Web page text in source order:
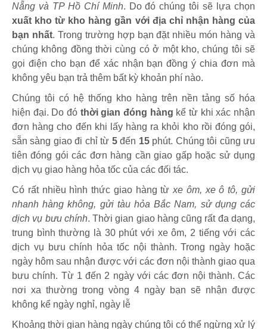
Nẵng và TP Hồ Chí Minh. Do đó chúng tôi sẽ lựa chọn
xuất kho từ kho hàng gần với địa chỉ nhận hàng của
bạn nhất. Trong trường hợp bạn đặt nhiều món hàng và
chúng không đồng thời cùng có ở một kho, chúng tôi sẽ
gọi điện cho bạn để xác nhận bạn đồng ý chia đơn mà
không yêu bạn trả thêm bất kỳ khoản phí nào.
Chúng tôi có hệ thống kho hàng trên nền tảng số hóa
hiện đại. Do đó thời gian đóng hàng kể từ khi xác nhận
đơn hàng cho đến khi lấy hàng ra khỏi kho rồi đóng gói,
sẵn sàng giao đi chỉ từ 5đến 15 phút. Chúng tôi cũng ưu
tiên đóng gói các đơn hàng cần giao gấp hoặc sử dụng
dịch vụ giao hàng hỏa tốc của các đối tác.
Có rất nhiều hình thức giao hàng từxe ôm, xe ô tô, gửi
nhanh hàng không, gửi tàu hỏa Bắc Nam, sử dụng các
dịch vụ bưu chính. Thời gian giao hàng cũng rất đa dạng,
trung bình thường là 30 phút với xe ôm, 2 tiếng với các
dịch vụ bưu chính hỏa tốc nội thành. Trong ngày hoặc
ngày hôm sau nhận được với các đơn nội thành giao qua
bưu chính. Từ 1 đến 2 ngày với các đơn nội thành. Các
nơi xa thường trong vòng 4 ngày bạn sẽ nhận được
không kể ngày nghỉ, ngày lễ
Khoảng thời gian hàng ngày chúng tôi có thể ngừng xử lý